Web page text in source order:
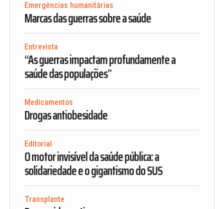
Emergências humanitárias
Marcas das guerras sobre a saúde
Entrevista
“As guerras impactam profundamente a
saúde das populações”
Medicamentos
Drogas antiobesidade
Editorial
O motor invisível da saúde pública: a
solidariedade e o gigantismo do SUS
Transplante